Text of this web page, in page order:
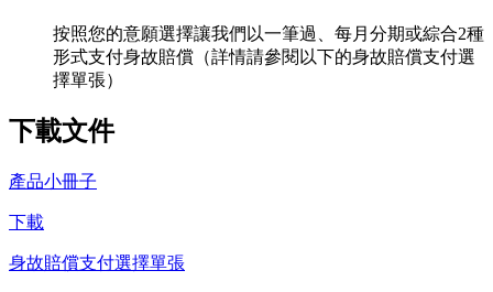
按照您的意願選擇讓我們以一筆過、每月分期或綜合2種
形式支付身故賠償（詳情請參閱以下的身故賠償支付選
擇單張）
下載文件
產品小冊子
下載
身故賠償支付選擇單張